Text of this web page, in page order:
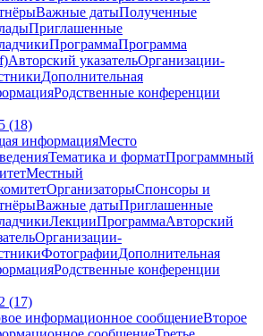
Важные датыПолученные
Приглашенные
ПрограммаПрограмма
Авторский указательОрганизации-
Дополнительная
Родственные конференции
(18)
информацияМесто
Тематика и форматПрограммный
Местный
ОрганизаторыСпонсоры и
Важные датыПриглашенные
ЛекцииПрограммаАвторский
Организации-
ФотографииДополнительная
Родственные конференции
(17)
информационное сообщениеВторое